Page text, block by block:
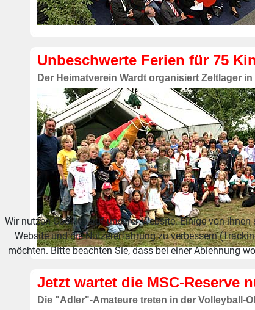
Unbeschwerte Ferien für 75
Der Heimatverein Wardt organisiert Zeltlager
Jetzt wartet die MSC-Reserve
Die "Adler"-Amateure treten in der Volleyball-
Wir nutzen Cookies auf unserer Website. Einige von
Website und die Nutzererfahrung zu verbessern
möchten. Bitte beachten Sie, dass bei einer Ablehnung